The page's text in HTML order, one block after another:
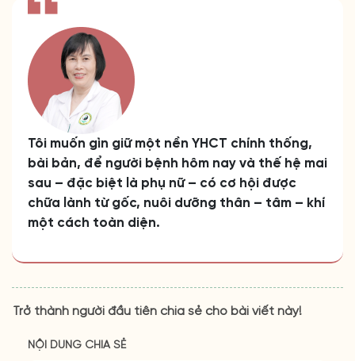
Tôi muốn gìn giữ một nền YHCT chính thống,
bài bản, để người bệnh hôm nay và thế hệ mai
sau – đặc biệt là phụ nữ – có cơ hội được
chữa lành từ gốc, nuôi dưỡng thân – tâm – khí
một cách toàn diện.
Trở thành người đầu tiên chia sẻ cho bài viết này!
NỘI DUNG CHIA SẺ